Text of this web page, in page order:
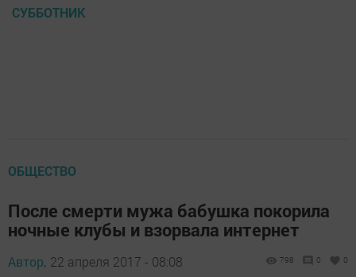
СУББОТНИК
ОБЩЕСТВО
После смерти мужа бабушка покорила
ночные клубы и взорвала интернет
Автор, 22 апреля 2017 - 08:08 798 0 0